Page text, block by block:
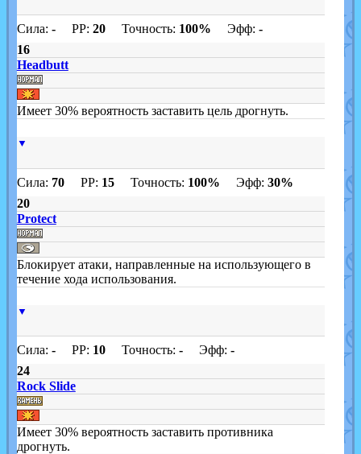
Сила: -PP: 20Точность: 100% Эфф: -
16
Headbutt
Имеет 30% вероятность заставить цель дрогнуть.
▼
Сила: 70PP: 15Точность: 100% Эфф: 30%
20
Protect
Блокирует атаки, направленные на использующего в
течение хода использования.
▼
Сила: -PP: 10Точность: -Эфф: -
24
Rock Slide
Имеет 30% вероятность заставить противника
дрогнуть.